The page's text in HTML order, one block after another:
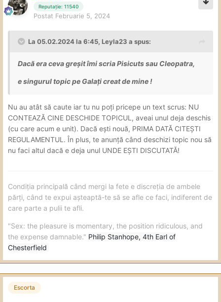
simț )
- Masaj
rog să specificați și intervalul de
timp la care vă pot răspunde ( nu
Programările se confirmă cu 30 de
minute/1h înainte. Vă aștept cu drag
Pentru programările neconfirmate
Reputație: 11540
Postat Februarie 5, 2024
La 05.02.2024 la 6:45, Leyla23 a spus:
Dacă era ceva greșit îmi scria Pisicuts sau Cleopatra,
e singurul topic pe Galați creat de mine !
Nu au atât să caute iar tu nu poți pricepe un text scrus: NU
CONTEAZĂ CINE DESCHIDE TOPICUL, aveai unul deja deschis
(cu care acum e unit). Dacă ești nouă, PRIMA DATĂ CITEȘTI
REGULAMENTUL. În plus, te anunță când deschizi topic nou să
nu faci altul dacă e deja unul UNDE EȘTI DISCUTATĂ!
Condiția principală când mergi la fete e discreția de ambele
părți, când te expui așteaptă-te să se afle ce faci, indiferent de
care parte a pulii te afli.
"Sex: the pleasure is momentary, the position ridiculous, and
the expense damnable." Philip Stanhope, 4th Earl of
Chesterfield
Escorta